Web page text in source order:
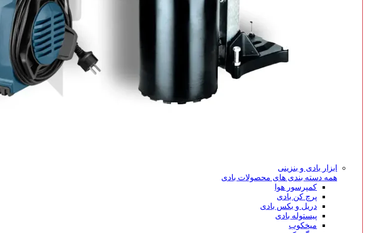
ابزار بادی و بنزینی
همه دسته بندی های محصولات بادی
کمپرسور هوا
پرچ کن بادی
دریل و بکس بادی
پیستوله بادی
میخکوب